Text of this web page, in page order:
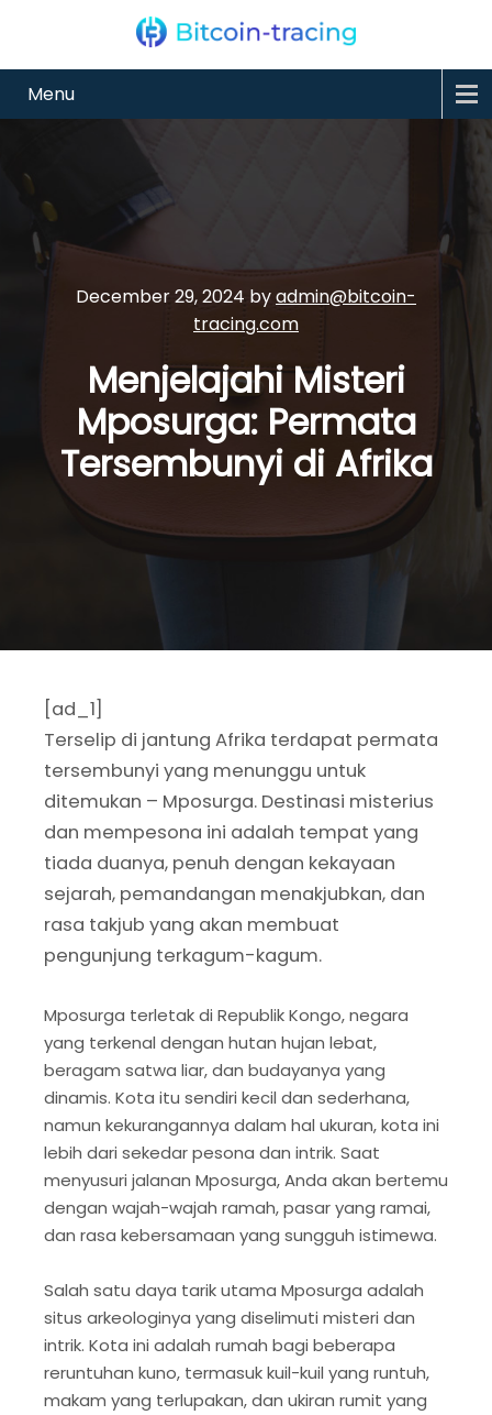
Menu
December 29, 2024 byadmin@bitcoin-
tracing.com
Menjelajahi Misteri
Mposurga: Permata
Tersembunyi di Afrika
[ad_1]
Terselip di jantung Afrika terdapat permata
tersembunyi yang menunggu untuk
ditemukan – Mposurga. Destinasi misterius
dan mempesona ini adalah tempat yang
tiada duanya, penuh dengan kekayaan
sejarah, pemandangan menakjubkan, dan
rasa takjub yang akan membuat
pengunjung terkagum-kagum.
Mposurga terletak di Republik Kongo, negara
yang terkenal dengan hutan hujan lebat,
beragam satwa liar, dan budayanya yang
dinamis. Kota itu sendiri kecil dan sederhana,
namun kekurangannya dalam hal ukuran, kota ini
lebih dari sekedar pesona dan intrik. Saat
menyusuri jalanan Mposurga, Anda akan bertemu
dengan wajah-wajah ramah, pasar yang ramai,
dan rasa kebersamaan yang sungguh istimewa.
Salah satu daya tarik utama Mposurga adalah
situs arkeologinya yang diselimuti misteri dan
intrik. Kota ini adalah rumah bagi beberapa
reruntuhan kuno, termasuk kuil-kuil yang runtuh,
makam yang terlupakan, dan ukiran rumit yang